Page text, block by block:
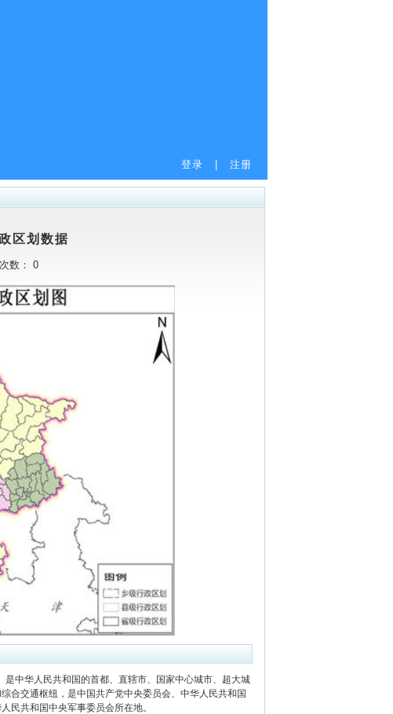
登录 注册
区划数据
数： 0
中华人民共和国的首都、直辖市、国家中心城市、超大城
合交通枢纽，是中国共产党中央委员会、中华人民共和国
民共和国中央军事委员会所在地。